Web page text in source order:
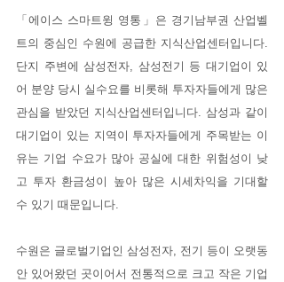
「에이스 스마트윙 영통」은 경기남부권 산업벨
트의 중심인 수원에 공급한 지식산업센터입니다.
단지 주변에 삼성전자, 삼성전기 등 대기업이 있
어 분양 당시 실수요를 비롯해 투자자들에게 많은
관심을 받았던 지식산업센터입니다. 삼성과 같이
대기업이 있는 지역이 투자자들에게 주목받는 이
유는 기업 수요가 많아 공실에 대한 위험성이 낮
고 투자 환금성이 높아 많은 시세차익을 기대할
수 있기 때문입니다.
수원은 글로벌기업인 삼성전자, 전기 등이 오랫동
안 있어왔던 곳이어서 전통적으로 크고 작은 기업